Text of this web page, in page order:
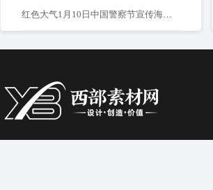
红色大气1月10日中国警察节宣传海报中国人民警察节